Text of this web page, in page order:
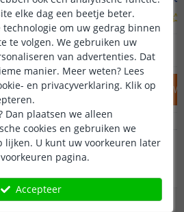
)
89,95 79,95
IN
op zonne-energie
elke dag een beetje beter.
om uw gedrag binnen
te volgen. We gebruiken uw
van advertenties. Dat
manier. Meer weten? Lees
en privacyverklaring. Klik op
Dan plaatsen we alleen
cookies en gebruiken we
lijken. U kunt uw voorkeuren later
pagina.
Accepteer